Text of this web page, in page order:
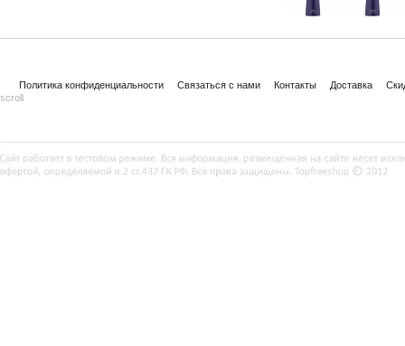
Политика конфиденциальности Связаться с нами Контакты Доставка
scroll